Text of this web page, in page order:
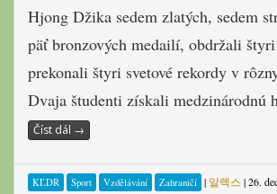
Hjong Džika sedem zlatých, sedem
päť bronzových medailí, obdržali
prekonali štyri svetové rekordy v
Dvaja študenti získali medzinárodnú
Číst dál →
KĽDR Sport Vzdělávání Zahraničí | 알렉스 |26.